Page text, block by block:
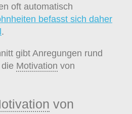
oft automatisch
befasst sich daher
.
gibt Anregungen rund
Motivation von
von